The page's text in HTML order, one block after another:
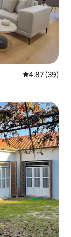
レビュー39
4.87 (39)